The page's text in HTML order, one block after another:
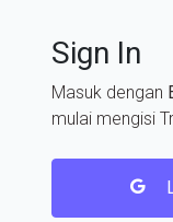
Sign In
Masuk dengan
mulai mengisi